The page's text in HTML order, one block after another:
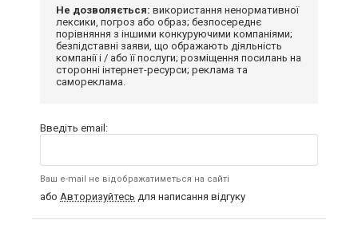
Не дозволяється: використання ненормативної
лексики, погроз або образ; безпосереднє
порівняння з іншими конкуруючими компаніями;
безпідставні заяви, що ображають діяльність
компанії і / або її послуги; розміщення посилань на
сторонні інтернет-ресурси; реклама та
самореклама.
Введіть email:
Ваш e-mail не відображатиметься на сайті
або Авторизуйтесь для написання відгуку